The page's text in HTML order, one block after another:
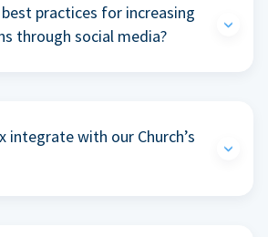
practices for increasing
through social media?
integrate with our Church’s